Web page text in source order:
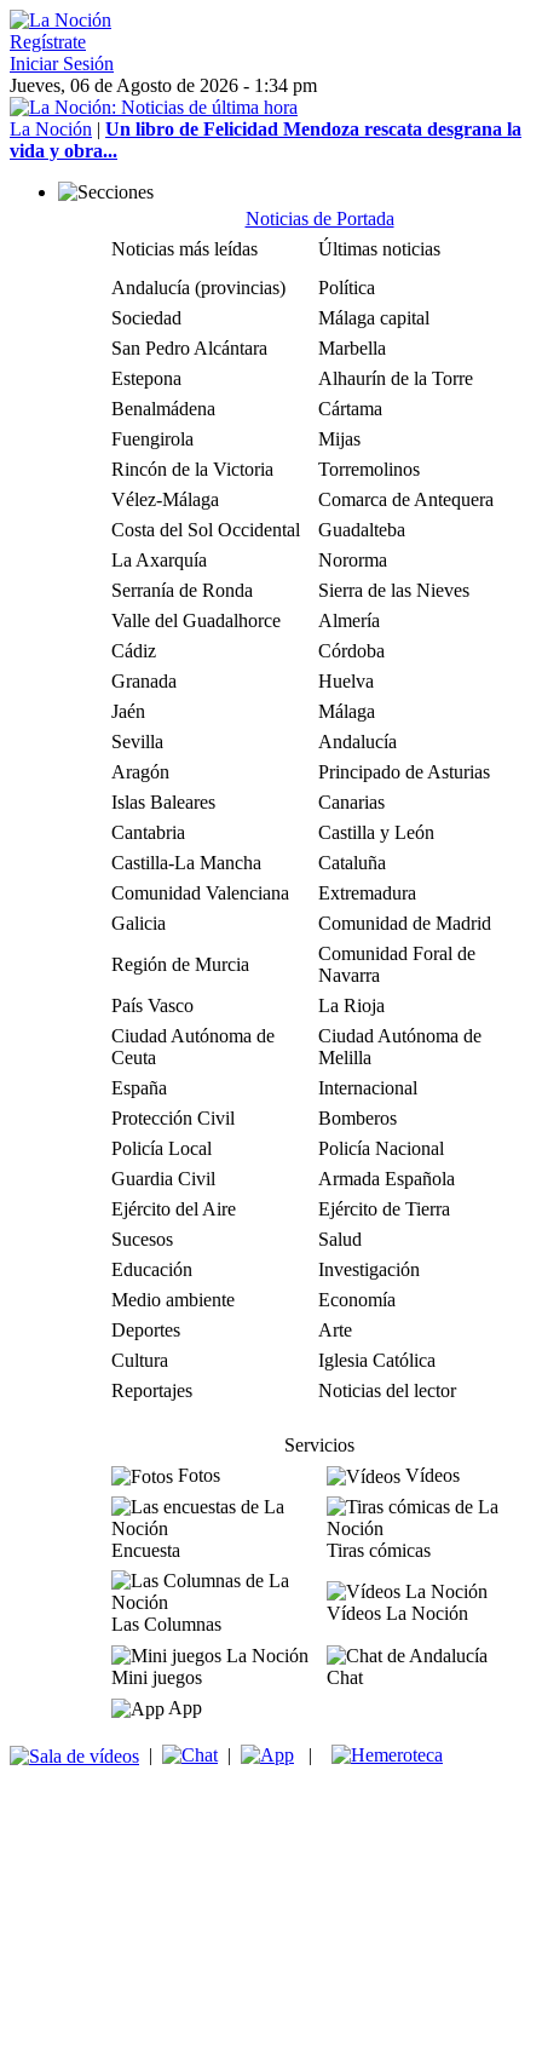
Regístrate
Iniciar Sesión
Jueves, 06 de Agosto de 2026 - 1:34 pm
La Noción | Un libro de Felicidad Mendoza rescata desgrana la
vida y obra...
Noticias de Portada
Noticias más leídas
Últimas noticias
Andalucía (provincias)
Política
Sociedad
Málaga capital
San Pedro Alcántara
Marbella
Estepona
Alhaurín de la Torre
Benalmádena
Cártama
Fuengirola
Mijas
Rincón de la Victoria
Torremolinos
Vélez-Málaga
Comarca de Antequera
Costa del Sol Occidental
Guadalteba
La Axarquía
Nororma
Serranía de Ronda
Sierra de las Nieves
Valle del Guadalhorce
Almería
Cádiz
Córdoba
Granada
Huelva
Jaén
Málaga
Sevilla
Andalucía
Aragón
Principado de Asturias
Islas Baleares
Canarias
Cantabria
Castilla y León
Castilla-La Mancha
Cataluña
Comunidad Valenciana
Extremadura
Galicia
Comunidad de Madrid
Región de Murcia
Comunidad Foral de
Navarra
País Vasco
La Rioja
Ciudad Autónoma de
Ceuta
Ciudad Autónoma de
Melilla
España
Internacional
Protección Civil
Bomberos
Policía Local
Policía Nacional
Guardia Civil
Armada Española
Ejército del Aire
Ejército de Tierra
Sucesos
Salud
Educación
Investigación
Medio ambiente
Economía
Deportes
Arte
Cultura
Iglesia Católica
Reportajes
Noticias del lector
Servicios
Fotos
Vídeos
Encuesta Tiras cómicas
Las Columnas
Vídeos La Noción
Mini juegos
Chat
App
| | |